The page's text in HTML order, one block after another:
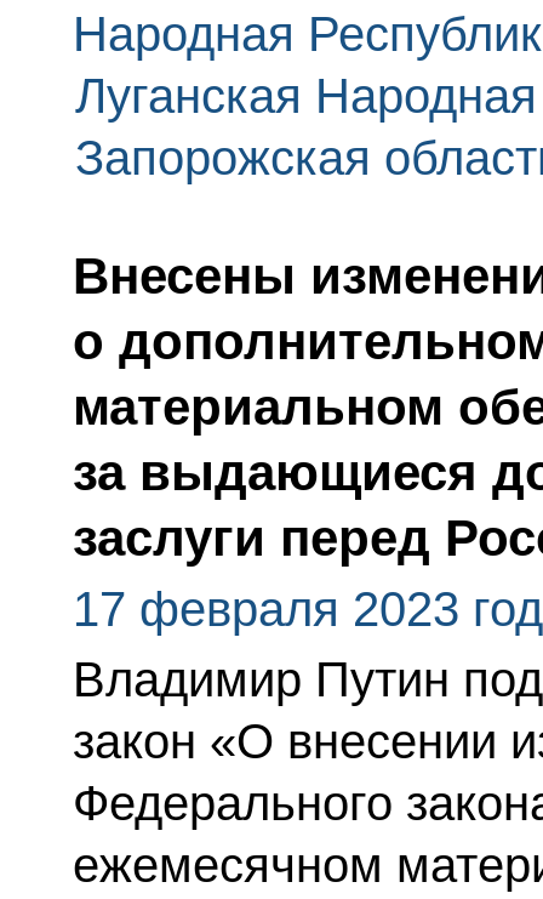
Народная
Луганская
Запорожская
Внесены
о
материальном
за выдающиеся
заслуги перед
17 февраля 2023
Владимир Путин
закон «О внесении
Федерального
ежемесячном